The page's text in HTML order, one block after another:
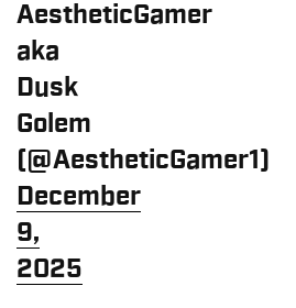
AestheticGamer
aka
Dusk
Golem
(@AestheticGamer1)
December
9,
2025